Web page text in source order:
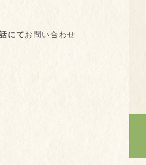
にてお問い合わせ